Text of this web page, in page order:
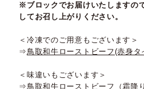
※ブロックでお届けいたしますの
してお召し上がりください。
＜冷凍でのご用意もございます＞
⇒鳥取和牛ローストビーフ(赤身
＜味違いもございます＞
⇒鳥取和牛ローストビーフ（霜降